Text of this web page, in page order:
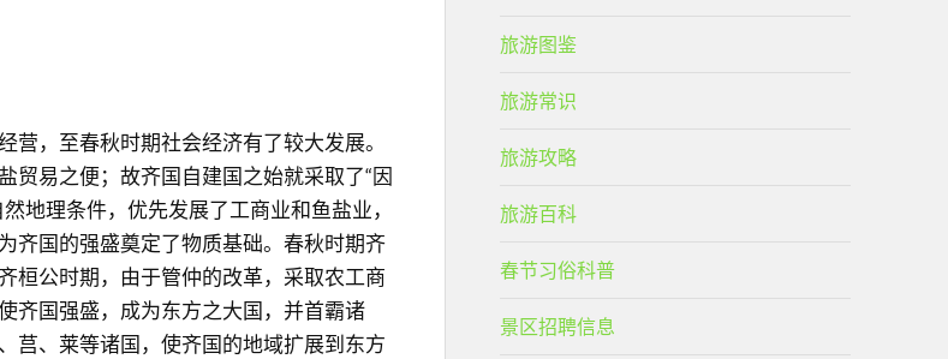
，至春秋时期社会经济有了较大发展。
贸易之便；故齐国自建国之始就采取了“因
地理条件，优先发展了工商业和鱼盐业，
齐国的强盛奠定了物质基础。春秋时期齐
桓公时期，由于管仲的改革，采取农工商
齐国强盛，成为东方之大国，并首霸诸
莒、莱等诸国，使齐国的地域扩展到东方
旅游图鉴
旅游常识
旅游攻略
旅游百科
春节习俗科普
景区招聘信息